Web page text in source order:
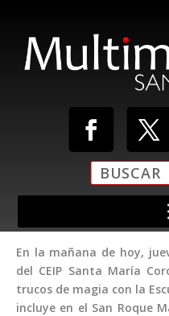
En la mañana de hoy,
del CEIP Santa María
trucos de magia con la
incluye en el San Roque